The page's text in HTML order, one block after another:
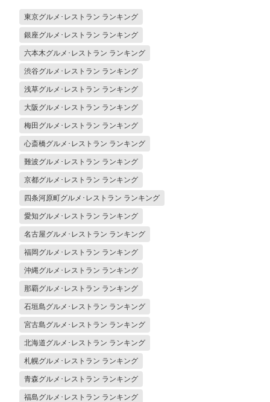
東京グルメ･レストラン ランキング
銀座グルメ･レストラン ランキング
六本木グルメ･レストラン ランキング
渋谷グルメ･レストラン ランキング
浅草グルメ･レストラン ランキング
大阪グルメ･レストラン ランキング
梅田グルメ･レストラン ランキング
心斎橋グルメ･レストラン ランキング
難波グルメ･レストラン ランキング
京都グルメ･レストラン ランキング
四条河原町グルメ･レストラン ランキング
愛知グルメ･レストラン ランキング
名古屋グルメ･レストラン ランキング
福岡グルメ･レストラン ランキング
沖縄グルメ･レストラン ランキング
那覇グルメ･レストラン ランキング
石垣島グルメ･レストラン ランキング
宮古島グルメ･レストラン ランキング
北海道グルメ･レストラン ランキング
札幌グルメ･レストラン ランキング
青森グルメ･レストラン ランキング
福島グルメ･レストラン ランキング